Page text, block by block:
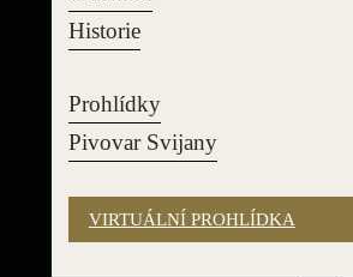
Historie
Prohlídky
Pivovar Svijany
VIRTUÁLNÍ PROHLÍDKA